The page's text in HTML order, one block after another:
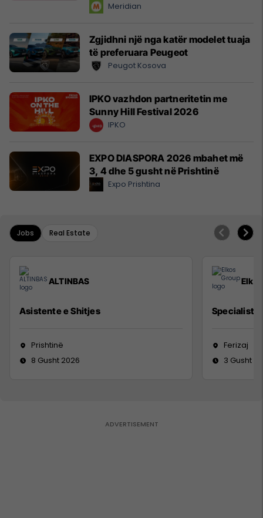
Meridian
Zgjidhni një nga katër modelet tuaja
të preferuara Peugeot
Peugot Kosova
IPKO vazhdon partneritetin me
Sunny Hill Festival 2026
IPKO
EXPO DIASPORA 2026 mbahet më
3, 4 dhe 5 gusht në Prishtinë
Expo Prishtina
Jobs Real Estate
ALTINBAS
Asistente e Shitjes
Prishtinë
8 Gusht 2026
Specialist
Ferizaj
3 Gusht